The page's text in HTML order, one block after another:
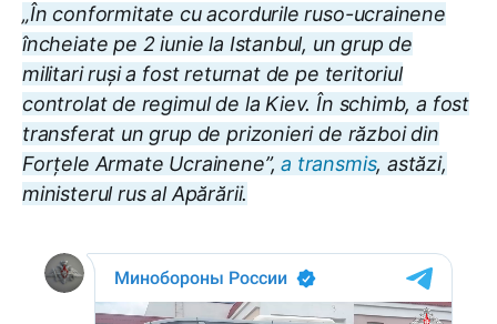
„În conformitate cu acordurile ruso-ucrainene
încheiate pe 2 iunie la Istanbul, un grup de
militari ruși a fost returnat de pe teritoriul
controlat de regimul de la Kiev. În schimb, a fost
transferat un grup de prizonieri de război din
Forțele Armate Ucrainene”,a transmis, astăzi,
ministerul rus al Apărării.